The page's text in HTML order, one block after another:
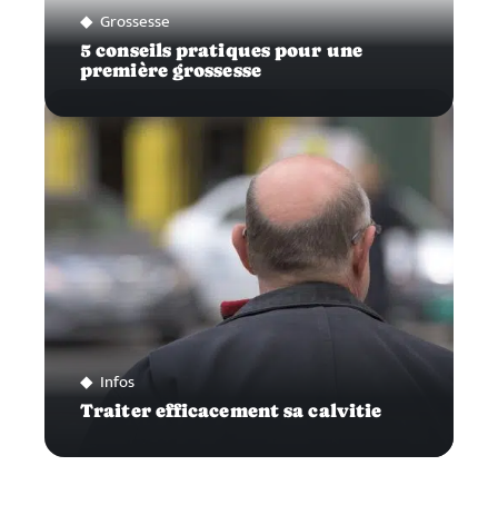
Grossesse
5 conseils pratiques pour une
première grossesse
Infos
Traiter efficacement sa calvitie